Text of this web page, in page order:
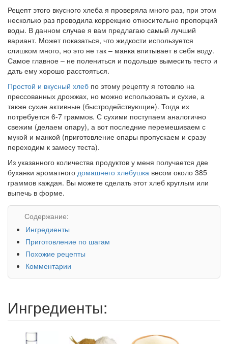
Рецепт этого вкусного хлеба я проверяла много раз, при этом
несколько раз проводила коррекцию относительно пропорций
воды. В данном случае я вам предлагаю самый лучший
вариант. Может показаться, что жидкости используется
слишком много, но это не так – манка впитывает в себя воду.
Самое главное – не полениться и подольше вымесить тесто и
дать ему хорошо расстояться.
Простой и вкусный хлеб по этому рецепту я готовлю на
прессованных дрожжах, но можно использовать и сухие, а
также сухие активные (быстродействующие). Тогда их
потребуется 6-7 граммов. С сухими поступаем аналогично
свежим (делаем опару), а вот последние перемешиваем с
мукой и манкой (приготовление опары пропускаем и сразу
переходим к замесу теста).
Из указанного количества продуктов у меня получается две
буханки ароматного домашнего хлебушка весом около 385
граммов каждая. Вы можете сделать этот хлеб круглым или
выпечь в форме.
Содержание:
Ингредиенты
Приготовление по шагам
Похожие рецепты
Комментарии
Ингредиенты: